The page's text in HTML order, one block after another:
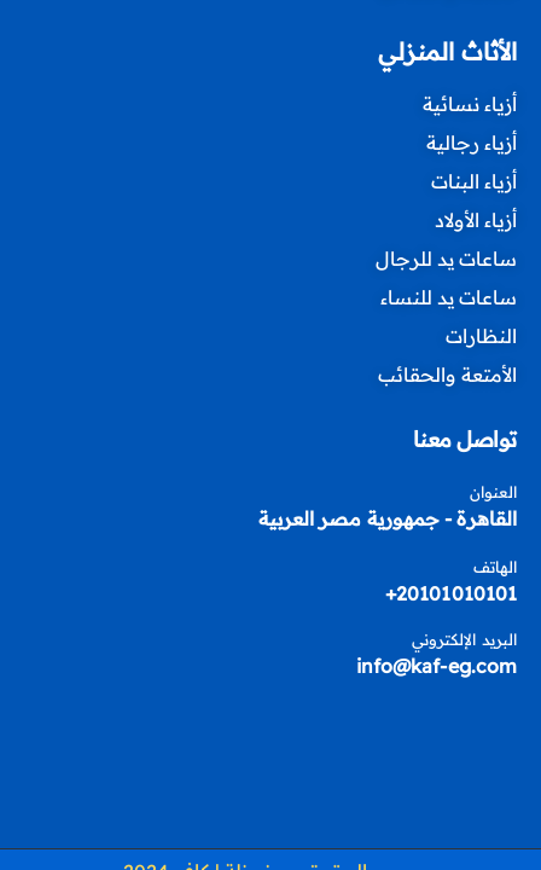
الأثاث المنزلي
أزياء نسائية
أزياء رجالية
أزياء البنات
أزياء الأولاد
ساعات يد للرجال
ساعات يد للنساء
النظارات
الأمتعة والحقائب
تواصل معنا
العنوان
القاهرة - جمهورية مصر العربية
الهاتف
20101010101+
البريد الإلكتروني
info@kaf-eg.com